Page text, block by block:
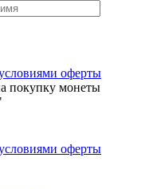
оферты
покупку монеты
оферты